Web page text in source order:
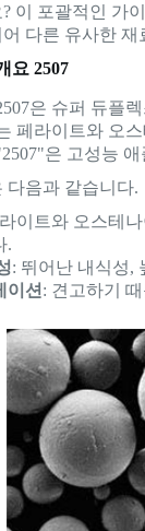
이 포괄적인 가
다른 유사한
요 2507
은 슈퍼 듀플
페라이트와 오
은 고성능
다음과 같습니다.
이트와 오스테
.
: 뛰어난 내식성,
이션 : 견고하기